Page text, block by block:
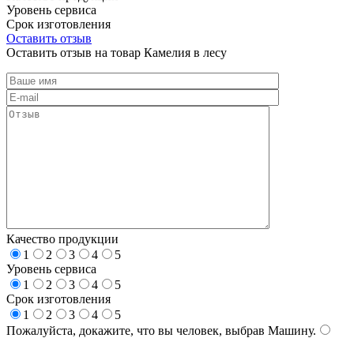
Уровень сервиса
Срок изготовления
Оставить отзыв
Оставить отзыв на товар Камелия в лесу
Качество продукции
1
2 3 4
5
Уровень сервиса
1
2 3 4
5
Срок изготовления
1
2 3 4
5
Пожалуйста, докажите, что вы человек, выбрав Машину.